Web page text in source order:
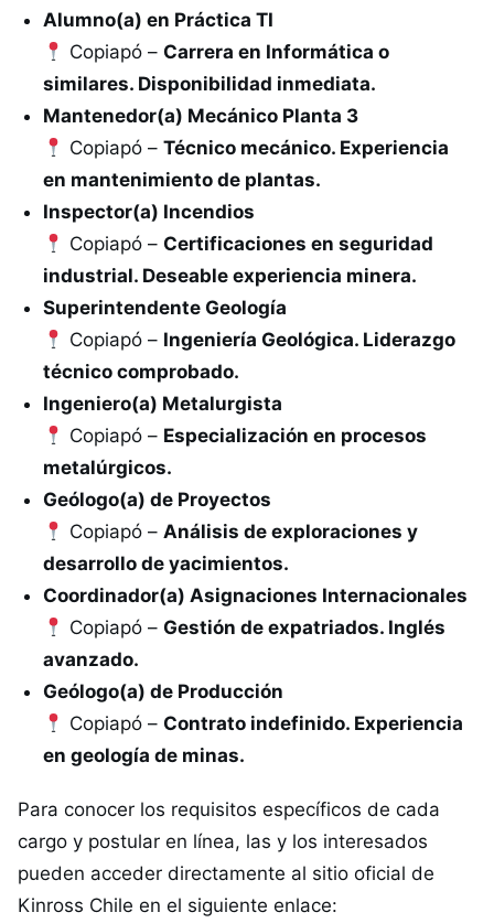
Alumno(a) en Práctica TI
Copiapó –Carrera en Informática o
similares. Disponibilidad inmediata.
Mantenedor(a) Mecánico Planta 3
Copiapó –Técnico mecánico. Experiencia
en mantenimiento de plantas.
Inspector(a) Incendios
Copiapó –Certificaciones en seguridad
industrial. Deseable experiencia minera.
Superintendente Geología
Copiapó – Ingeniería Geológica. Liderazgo
técnico comprobado.
Ingeniero(a) Metalurgista
Copiapó – Especialización en procesos
metalúrgicos.
Geólogo(a) de Proyectos
Copiapó –Análisis de exploraciones y
desarrollo de yacimientos.
Coordinador(a) Asignaciones Internacionales
Copiapó – Gestión de expatriados. Inglés
avanzado.
Geólogo(a) de Producción
Copiapó –Contrato indefinido. Experiencia
en geología de minas.
Para conocer los requisitos específicos de cada
cargo y postular en línea, las y los interesados
pueden acceder directamente al sitio oficial de
Kinross Chile en el siguiente enlace: